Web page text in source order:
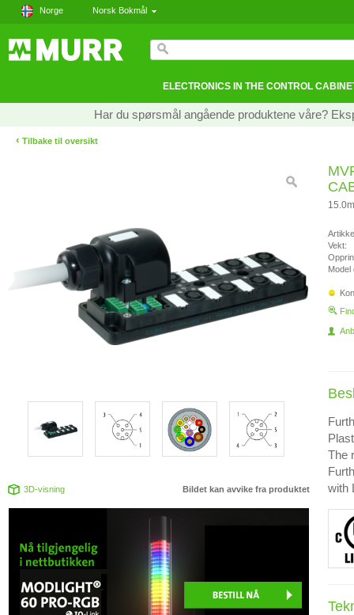
Norge Norsk Bokmål
ELECTRONICS IN THE CONTROL
Har du spørsmål angående produktene våre?
‹ Tilbake til oversikt
3D-visning Bildet kan avvike fra produktet
Vekt:
Model
The
with